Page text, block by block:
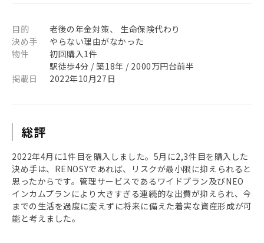
目的
老後の年金対策、 生命保険代わり
決め手
やらない理由がなかった
物件
初回購入1件
駅徒歩4分 / 築18年 / 2000万円台前半
掲載日
2022年10月27日
総評
2022年4月に1件目を購入しました。5月に2,3件目を購入した
決め手は、RENOSYであれば、リスクが最小限に抑えられると
思ったからです。管理サービスであるワイドプラン及びNEO
インカムプランにより大きすぎる連続的な出費が抑えられ、今
までの生活を過度に変えずに将来に備えた着実な資産形成が可
能と考えました。